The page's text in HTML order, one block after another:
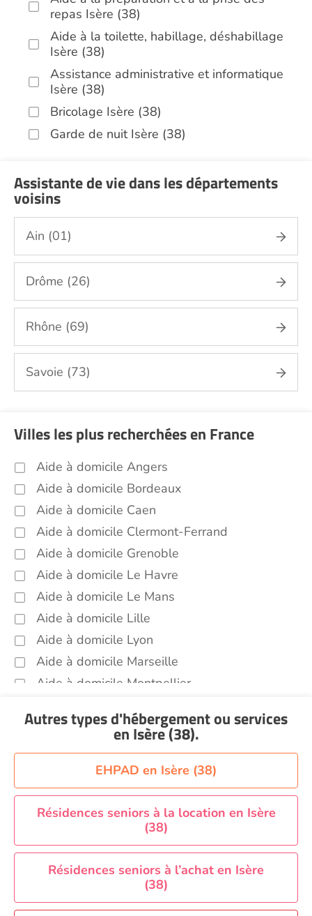
repas Isère (38)
Aide à la toilette, habillage, déshabillage
Isère (38)
Assistance administrative et informatique
Isère (38)
Bricolage Isère (38)
Garde de nuit Isère (38)
Infirmiers Isère (38)
Jardinage Isère (38)
Aide aux courses Isère (38)
Entretien du cadre de vie, ménage,
repassage, gestion du linge Isère (38)
Portage de repas Isère (38)
Sorties (promenades, rendez-vous
médicaux...) Isère (38)
Promenade animaux de compagnie Isère
(38)
Soins esthétiques Isère (38)
Voir toutes les aides à domicile en Isère (38)
Assistante de vie dans les départements
voisins
Ain (01)
Drôme (26)
Rhône (69)
Savoie (73)
Villes les plus recherchées en France
Aide à domicile Angers
Aide à domicile Bordeaux
Aide à domicile Caen
Aide à domicile Clermont-Ferrand
Aide à domicile Grenoble
Aide à domicile Le Havre
Aide à domicile Le Mans
Aide à domicile Lille
Aide à domicile Lyon
Aide à domicile Marseille
Aide à domicile Montpellier
Aide à domicile Nice
Aide à domicile Orléans
Aide à domicile Paris
Aide à domicile Perpignan
Aide à domicile Rennes
Aide à domicile Saint-Etienne
Aide à domicile Toulouse
Recherche par ville
Autres types d'hébergement ou services
en Isère (38).
EHPAD en Isère (38)
Résidences seniors à la location en Isère
(38)
Résidences seniors à l’achat en Isère
(38)